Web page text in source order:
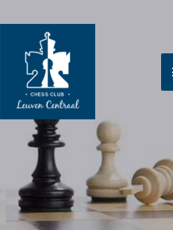
naar
inhoud